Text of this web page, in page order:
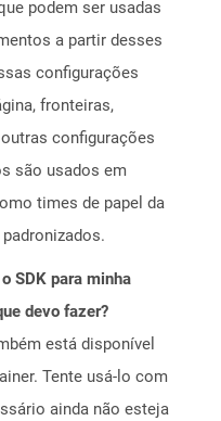
podem ser usadas
a partir desses
configurações
fronteiras,
configurações
são usados ​​em
times de papel da
SDK para minha
devo fazer?
está disponível
Tente usá-lo com
ainda não esteja